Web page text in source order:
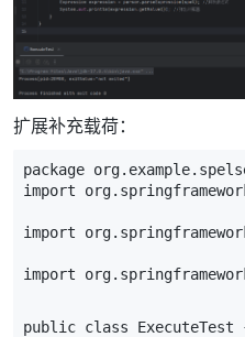
扩展补充载荷：
package org. example.
import
org.
import org.
import org.
public class ExecuteTest